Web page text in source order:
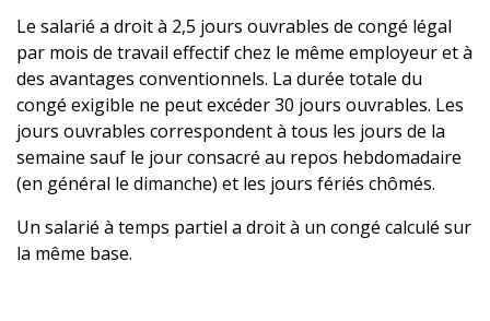
Le salarié a droit à 2,5 jours ouvrables de congé légal
par mois de travail effectif chez le même employeur et à
des avantages conventionnels. La durée totale du
congé exigible ne peut excéder 30 jours ouvrables. Les
jours ouvrables correspondent à tous les jours de la
semaine sauf le jour consacré au repos hebdomadaire
(en général le dimanche) et les jours fériés chômés.
Un salarié à temps partiel a droit à un congé calculé sur
la même base.